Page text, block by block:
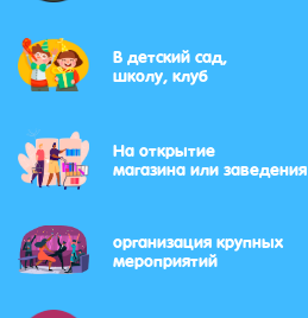
В детский сад,
школу, клуб
На открытие
магазина или заведения
организация крупных
мероприятий